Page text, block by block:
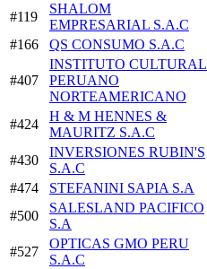
#119
SHALOM
EMPRESARIAL S.A.C
#166
QS CONSUMO S.A.C
#407
INSTITUTO CULTURAL
PERUANO
NORTEAMERICANO
#424
H & M HENNES &
MAURITZ S.A.C
#430
INVERSIONES RUBIN'S
S.A.C
#474
STEFANINI SAPIA S.A
#500
SALESLAND PACIFICO
S.A
#527
OPTICAS GMO PERU
S.A.C